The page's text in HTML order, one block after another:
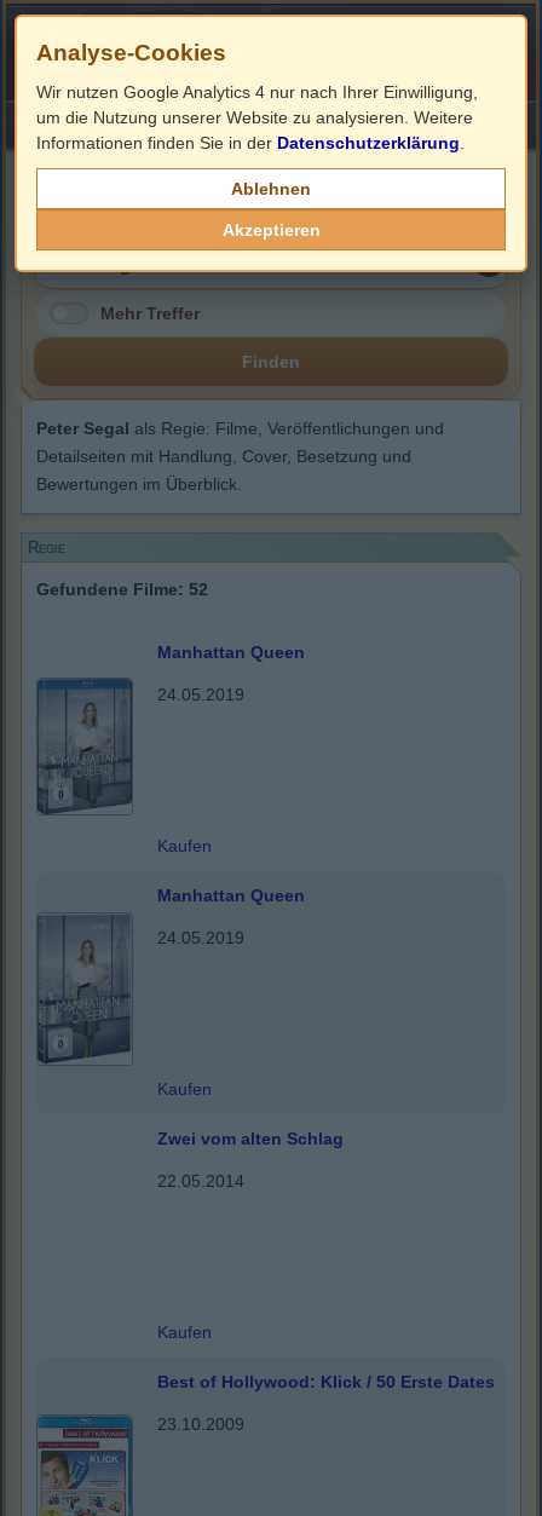
HOME ImpressumLinks
Mehr Treffer
Finden
Peter Segal als Regie: Filme, Veröffentlichungen und
Detailseiten mit Handlung, Cover, Besetzung und
Bewertungen im Überblick.
Regie
Gefundene Filme: 52
Manhattan Queen
24.05.2019
Kaufen
Manhattan Queen
24.05.2019
Kaufen
Zwei vom alten Schlag
22.05.2014
Kaufen
Best of Hollywood: Klick / 50 Erste Dates
23.10.2009
Analyse-Cookies
Wir nutzen Google Analytics 4 nur nach Ihrer Einwilligung,
um die Nutzung unserer Website zu analysieren. Weitere
Informationen finden Sie in der Datenschutzerklärung
Ablehnen
Akzeptieren